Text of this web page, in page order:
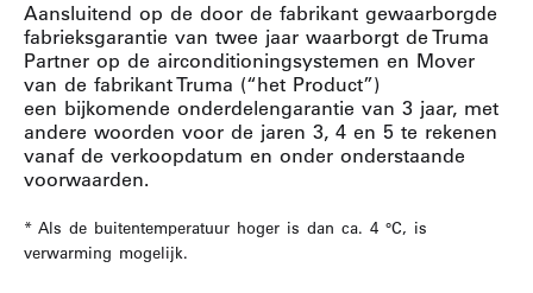
Aansluitend op de door de fabrikant gewaarborgde
fabrieksgarantie van twee jaar waarborgt de Truma
Partner op de airconditioningsystemen en Mover
van de fabrikant Truma (“het Product”)
een bijkomende onderdelengarantie van 3 jaar, met
andere woorden voor de jaren 3, 4 en 5 te rekenen
vanaf de verkoopdatum en onder onderstaande
voorwaarden.
* Als de buitentemperatuur hoger is dan ca. 4 °C, is
verwarming mogelijk.